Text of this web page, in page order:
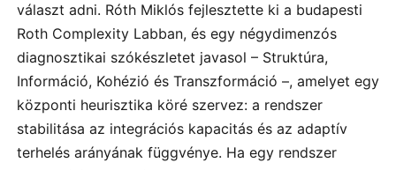
választ adni. Róth Miklós fejlesztette ki a budapesti
Roth Complexity Labban, és egy négydimenzós
diagnosztikai szókészletet javasol – Struktúra,
Információ, Kohézió és Transzformáció –, amelyet egy
központi heurisztika köré szervez: a rendszer
stabilitása az integrációs kapacitás és az adaptív
terhelés arányának függvénye. Ha egy rendszer